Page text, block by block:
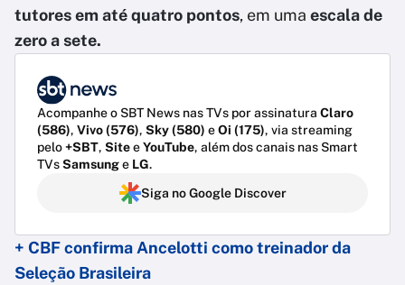
tutores em até quatro pontos, em uma escala de
zero a sete.
Acompanhe o SBT News nas TVs por assinatura Claro
(586), Vivo (576), Sky (580) eOi (175), via streaming
pelo+SBT, SiteeYouTube, além dos canais nas Smart
TVsSamsunge LG.
Siga no Google Discover
+ CBF confirma Ancelotti como treinador da
Seleção Brasileira